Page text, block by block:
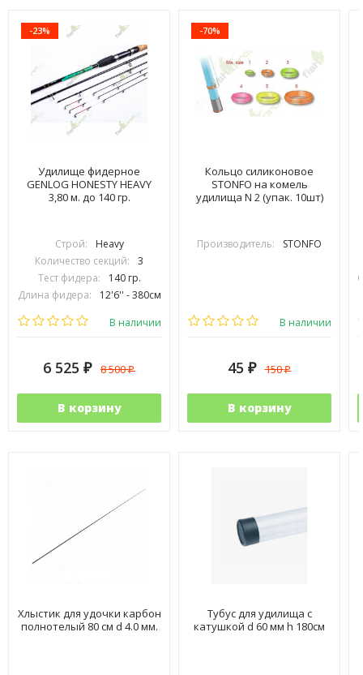
-23%
Удилище фидерное
GENLOG HONESTY HEAVY
3,80 м. до 140 гр.
Строй:
Heavy
Количество секций:
3
Тест фидера:
140 гр.
Длина фидера:
12'6'' - 380см
Вес удилища (гр):
В наличии
6 525 ₽ 8 500₽
В корзину
-70%
Кольцо силиконовое
STONFO на комель
удилища N 2 (упак. 10шт)
Производитель: STONFO
В наличии
45 ₽ 150₽
В корзину
Хлыстик для удочки карбон
полнотелый 80 см d 4.0 мм.
Тубус для удилища с
катушкой d 60 мм h 180см